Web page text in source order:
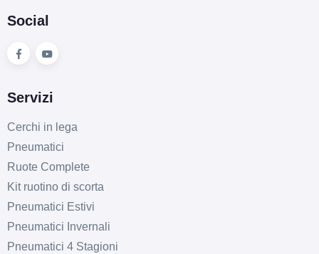
Social
Servizi
Cerchi in lega
Pneumatici
Ruote Complete
Kit ruotino di scorta
Pneumatici Estivi
Pneumatici Invernali
Pneumatici 4 Stagioni